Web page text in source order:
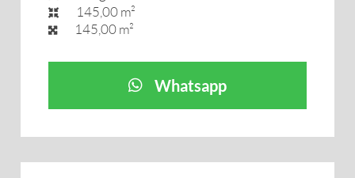
145,00 m²
145,00 m²
Whatsapp